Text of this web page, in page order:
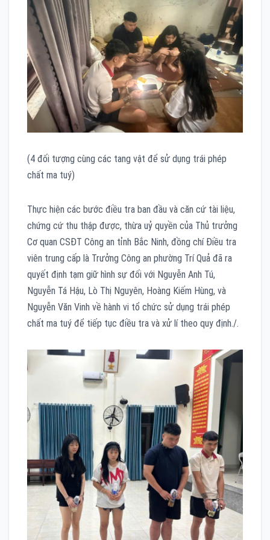
(4 đối tượng cùng các tang vật để sử dụng trái phép
chất ma tuý)
Thực hiện các bước điều tra ban đầu và căn cứ tài liệu,
chứng cứ thu thập được, thừa uỷ quyền của Thủ trưởng
Cơ quan CSĐT Công an tỉnh Bắc Ninh, đồng chí Điều tra
viên trung cấp là Trưởng Công an phường Trí Quả đã ra
quyết định tạm giữ hình sự đối với Nguyễn Anh Tú,
Nguyễn Tá Hậu, Lò Thị Nguyên, Hoàng Kiếm Hùng, và
Nguyễn Văn Vinh về hành vi tổ chức sử dụng trái phép
chất ma tuý để tiếp tục điều tra và xử lí theo quy định./.